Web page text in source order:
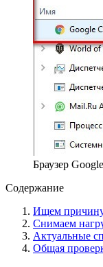
Браузер
Содержание
Ищем причину
Снимаем
Актуальные
Общая